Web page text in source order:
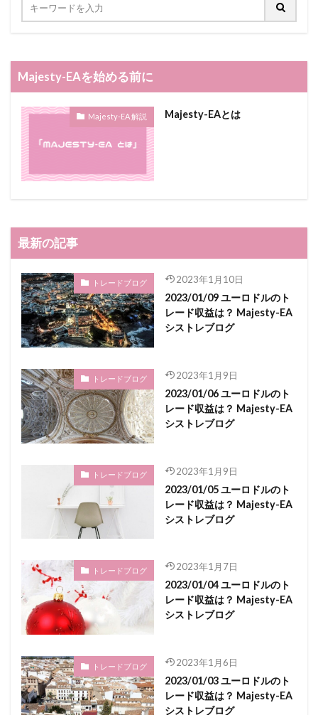
Majesty-EAを始める前に
Majesty-EA 解説 Majesty-EAとは
最新の記事
トレードブログ 2023年1月10日
2023/01/09 ユーロドルのト
レード収益は？ Majesty-EA
シストレブログ
トレードブログ 2023年1月9日
2023/01/06 ユーロドルのト
レード収益は？ Majesty-EA
シストレブログ
トレードブログ 2023年1月9日
2023/01/05 ユーロドルのト
レード収益は？ Majesty-EA
シストレブログ
トレードブログ 2023年1月7日
2023/01/04 ユーロドルのト
レード収益は？ Majesty-EA
シストレブログ
トレードブログ 2023年1月6日
2023/01/03 ユーロドルのト
レード収益は？ Majesty-EA
シストレブログ